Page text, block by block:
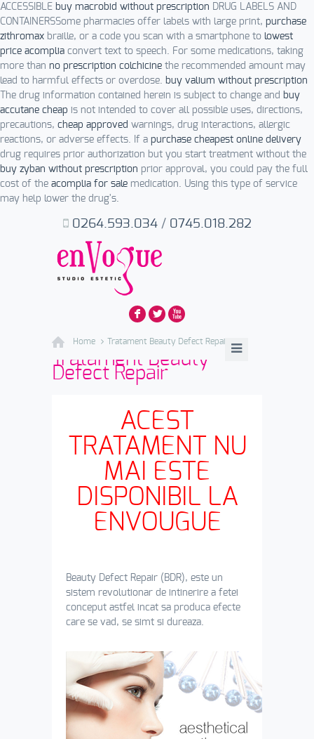
ACCESSIBLE buy macrobid without prescription DRUG LABELS AND
CONTAINERSSome pharmacies offer labels with large print, purchase
zithromax braille, or a code you scan with a smartphone to lowest
price acomplia convert text to speech. For some medications, taking
more than no prescription colchicine the recommended amount may
lead to harmful effects or overdose. buy valium without prescription
The drug information contained herein is subject to change and buy
accutane cheap is not intended to cover all possible uses, directions,
precautions, cheap approved warnings, drug interactions, allergic
reactions, or adverse effects. If a purchase cheapest online delivery
drug requires prior authorization but you start treatment without the
buy zyban without prescription prior approval, you could pay the full
cost of the acomplia for sale medication. Using this type of service
may help lower the drug's.
F L X
0264.593.034/ 0745.018.282
Home Tratament Beauty Defect Repair
Tratament Beauty
Defect Repair
ACEST
TRATAMENT NU
MAI ESTE
DISPONIBIL LA
ENVOUGUE
Beauty Defect Repair (BDR), este un
sistem revolutionar de intinerire a fetei
conceput astfel incat sa produca efecte
care se vad, se simt si dureaza.